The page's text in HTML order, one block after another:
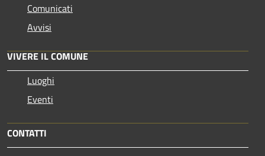
Comunicati
Avvisi
VIVERE IL COMUNE
Luoghi
Eventi
CONTATTI